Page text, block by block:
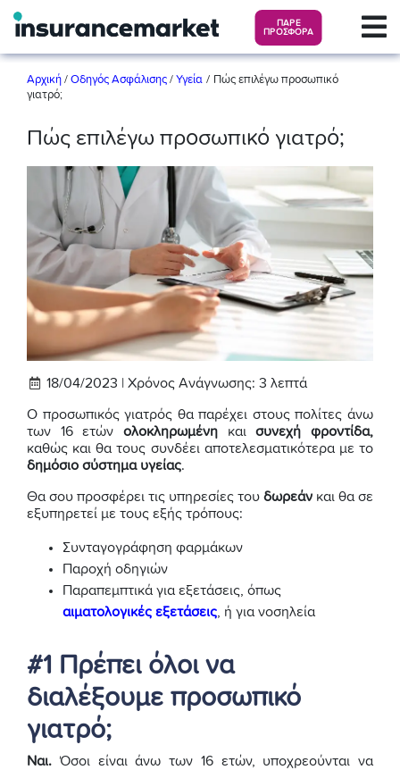
ΠΑΡΕ
ΠΡΟΣΦΟΡΑ
Αρχική / Οδηγός Ασφάλισης / Υγεία / Πώς επιλέγω προσωπικό
γιατρό;
Πώς επιλέγω προσωπικό γιατρό;
18/04/2023 | Χρόνος Ανάγνωσης: 3 λεπτά
Ο προσωπικός γιατρός θα παρέχει στους πολίτες άνω
των 16 ετών ολοκληρωμένη καισυνεχή φροντίδα,
καθώς και θα τους συνδέει αποτελεσματικότερα με το
δημόσιο σύστημα υγείας.
Θα σου προσφέρει τις υπηρεσίες του δωρεάν και θα σε
εξυπηρετεί με τους εξής τρόπους:
Συνταγογράφηση φαρμάκων
Παροχή οδηγιών
Παραπεμπτικά για εξετάσεις, όπως
αιματολογικές εξετάσεις, ή για νοσηλεία
#1 Πρέπει όλοι να
διαλέξουμε προσωπικό
γιατρό;
Ναι. Όσοι είναι άνω των 16 ετών, υποχρεούνται να